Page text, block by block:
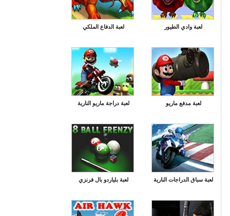
لعبة وادي الطيور لعبة الدفاع الملكي
لعبة مدفع ماريو لعبة دراجة ماريو النارية
لعبة سباق الدراجات النارية لعبة بلياردو بال فرنزي